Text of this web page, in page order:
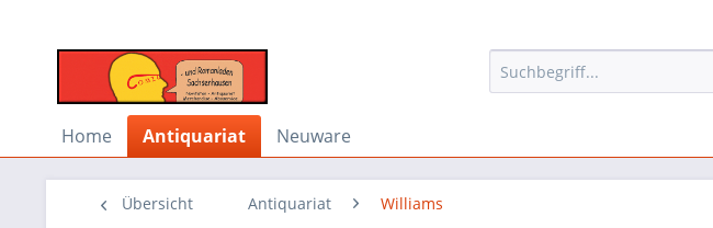
Home Antiquariat Neuware
Übersicht Antiquariat Williams